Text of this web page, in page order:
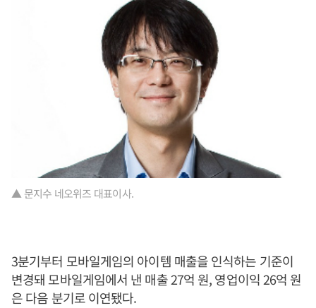
▲ 문지수 네오위즈 대표이사.
3분기부터 모바일게임의 아이템 매출을 인식하는 기준이
변경돼 모바일게임에서 낸 매출 27억 원, 영업이익 26억 원
은 다음 분기로 이연됐다.